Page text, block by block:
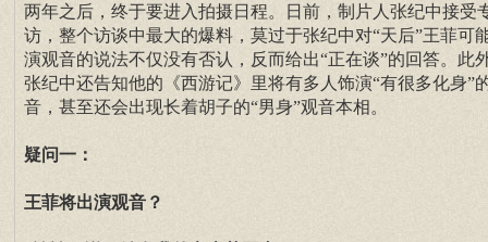
两年之后，终于要进入拍摄日程。日前，制片人张纪中接受
访，整个访谈中最大的爆料，莫过于张纪中对“天后”王菲可
演观音的说法不仅没有否认，反而给出“正在谈”的回答。此
张纪中还告知他的《西游记》里将有多人饰演“有很多化身”
音，甚至还会出现长着胡子的“男身”观音本相。
疑问一：
王菲将出演观音？